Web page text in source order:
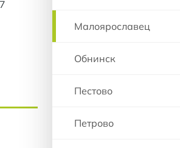
Малоярославец
Обнинск
Пестово
Петрово